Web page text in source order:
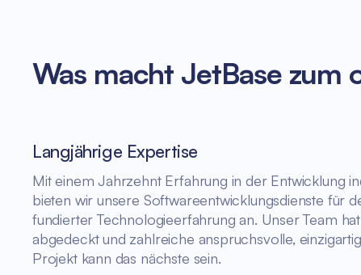
Was macht JetBase
Langjährige Expertise
Mit einem Jahrzehnt Erfahrung in der Entwicklung
bieten wir unsere Softwareentwicklungsdienste für
fundierter Technologieerfahrung an. Unser Team
abgedeckt und zahlreiche anspruchsvolle,
Projekt kann das nächste sein.